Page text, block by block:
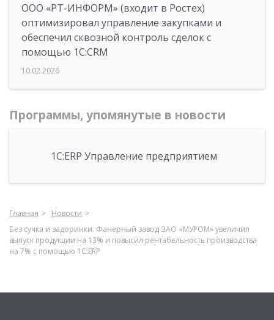
ООО «РТ-ИНФОРМ» (входит в Ростех)
оптимизировал управление закупками и
обеспечил сквозной контроль сделок с
помощью 1С:CRM
10.02.2026
Программы, упомянутые в новости
1С:ERP Управление предприятием
Главная
Новости
Без сучка и задоринки. Фанерный завод ЗАО «МУРОМ» увеличил
выпуск продукции на 13% и повысил рентабельность производства
на 7% с помощью 1С:ERP